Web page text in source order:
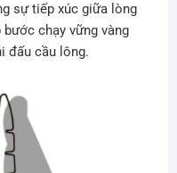
sự tiếp xúc giữa lòng
bước chạy vững vàng
đấu cầu lông.